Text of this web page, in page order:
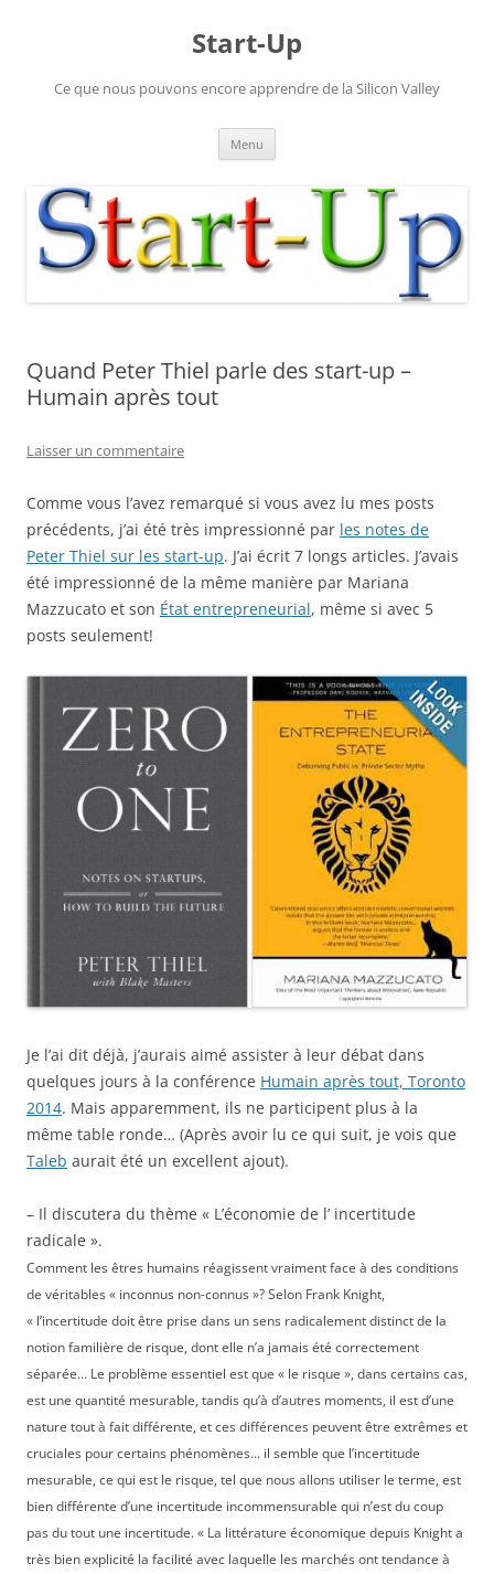
Start-Up
Ce que nous pouvons encore apprendre de la Silicon Valley
Menu
Quand Peter Thiel parle des start-up –
Humain après tout
Laisser un commentaire
Comme vous l’avez remarqué si vous avez lu mes posts
précédents, j’ai été très impressionné par les notes de
Peter Thiel sur les start-up. J’ai écrit 7 longs articles. J’avais
été impressionné de la même manière par Mariana
Mazzucato et son État entrepreneurial, même si avec 5
posts seulement!
Je l’ai dit déjà, j’aurais aimé assister à leur débat dans
quelques jours à la conférence Humain après tout, Toronto
2014. Mais apparemment, ils ne participent plus à la
même table ronde… (Après avoir lu ce qui suit, je vois que
Taleb aurait été un excellent ajout).
– Il discutera du thème « L’économie de l’ incertitude
radicale ».
Comment les êtres humains réagissent vraiment face à des conditions
de véritables « inconnus non-connus »? Selon Frank Knight,
« l’incertitude doit être prise dans un sens radicalement distinct de la
notion familière de risque, dont elle n’a jamais été correctement
séparée… Le problème essentiel est que « le risque », dans certains cas,
est une quantité mesurable, tandis qu’à d’autres moments, il est d’une
nature tout à fait différente, et ces différences peuvent être extrêmes et
cruciales pour certains phénomènes… il semble que l’incertitude
mesurable, ce qui est le risque, tel que nous allons utiliser le terme, est
bien différente d’une incertitude incommensurable qui n’est du coup
pas du tout une incertitude. « La littérature économique depuis Knight a
très bien explicité la facilité avec laquelle les marchés ont tendance à